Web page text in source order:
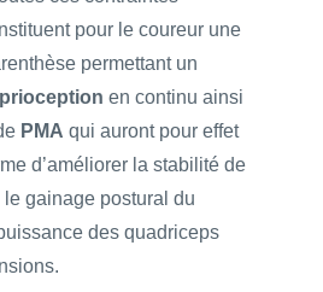
pour le coureur une
permettant un
en continu ainsi
PMA qui auront pour effet
d’améliorer la stabilité de
gainage postural du
des quadriceps